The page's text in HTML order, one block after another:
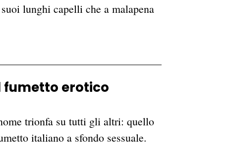
lunghi capelli che a malapena
fumetto erotico
trionfa su tutti gli altri: quello
italiano a sfondo sessuale.